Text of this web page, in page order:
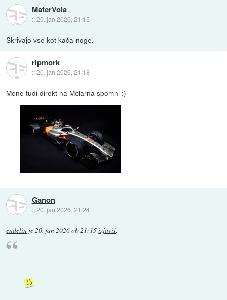
MaterVola
::20. jan 2026, 21:15
Skrivajo vse kot kača noge.
ripmork
::20. jan 2026, 21:18
Mene tudi direkt na Mclarna spomni :)
Ganon
::20. jan 2026, 21:24
endelin je20. jan 2026 ob 21:15izjavil: